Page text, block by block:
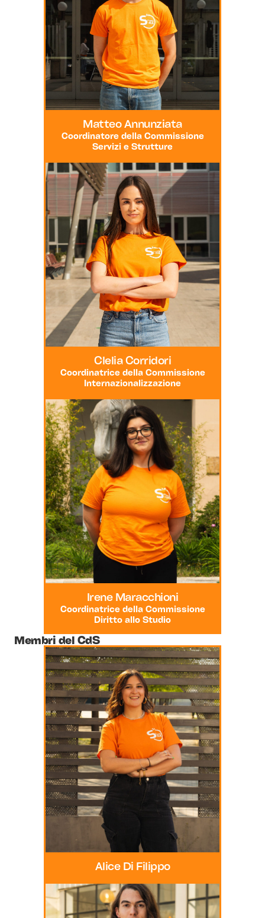
Matteo Annunziata
Coordinatore della Commissione
Servizi e Strutture
Clelia Corridori
Coordinatrice della Commissione
Internazionalizzazione
Irene Maracchioni
Coordinatrice della Commissione
Diritto allo Studio
Membri del CdS
Alice Di Filippo